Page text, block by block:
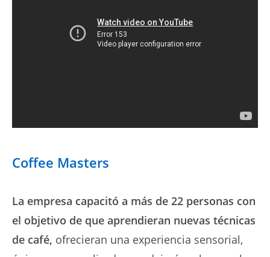
Coffee Masters
La empresa capacitó a más de 22 personas con
el objetivo de que aprendieran nuevas técnicas
de café, ofrecieran una experiencia sensorial,